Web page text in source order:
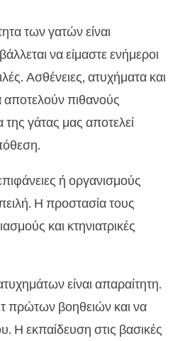
των γατών είναι
να είμαστε ενήμεροι
Ασθένειες, ατυχήματα και
πιθανούς
γάτας μας αποτελεί
ή οργανισμούς
Η προστασία τους
και κτηνιατρικές
είναι απαραίτητη.
πρώτων βοηθειών και να
Η εκπαίδευση στις βασικές